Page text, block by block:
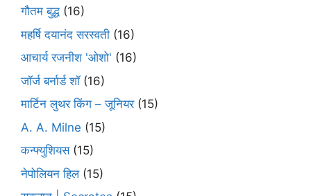
गौतम बुद्ध (16)
महर्षि दयानंद सरस्वती (16)
आचार्य रजनीश 'ओशो' (16)
जॉर्ज बर्नार्ड शॉ(16)
मार्टिन लुथर किंग – जूनियर(15)
A. A. Milne (15)
कन्फ्युशियस(15)
नेपोलियन हिल(15)